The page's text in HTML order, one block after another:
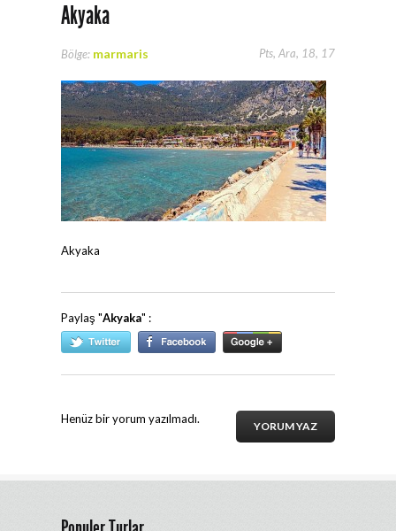
Akyaka
Pts, Ara, 18, 17
Bölge: marmaris
Akyaka
Paylaş "Akyaka" :
YORUM YAZ
Henüz bir yorum yazılmadı.